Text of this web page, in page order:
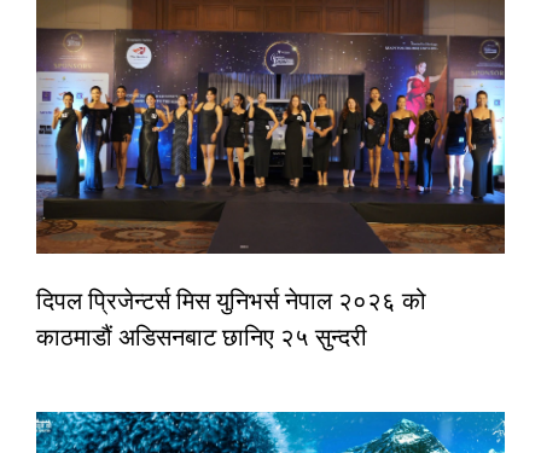
दिपल प्रिजेन्टर्स मिस युनिभर्स नेपाल २०२६ को
काठमाडौं अडिसनबाट छानिए २५ सुन्दरी